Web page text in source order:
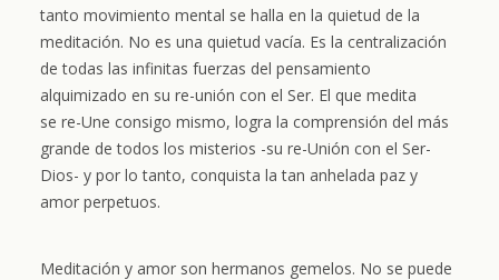
tanto movimiento mental se halla en la quietud de la
meditación. No es una quietud vacía. Es la centralización
de todas las infinitas fuerzas del pensamiento
alquimizado en su re-unión con el Ser. El que medita
se re-Une consigo mismo, logra la comprensión del más
grande de todos los misterios -su re-Unión con el Ser-
Dios- y por lo tanto, conquista la tan anhelada paz y
amor perpetuos.
Meditación y amor son hermanos gemelos. No se puede